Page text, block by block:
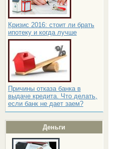
Кризис 2016: стоит ли брать
ипотеку и когда лучше
Причины отказа банка в
выдаче кредита. Что делать,
если банк не дает заем?
Деньги